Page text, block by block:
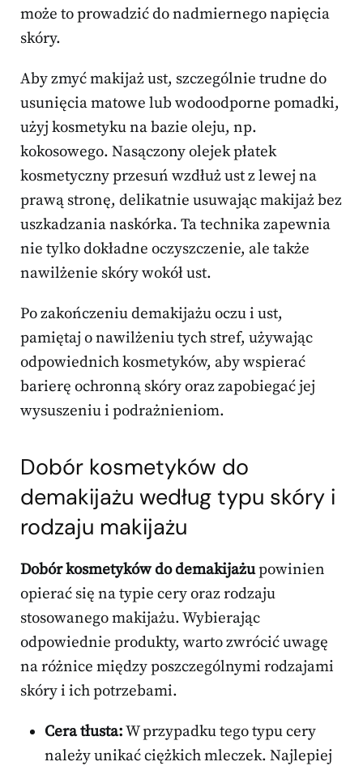
może to prowadzić do nadmiernego napięcia
skóry.
Aby zmyć makijaż ust, szczególnie trudne do
usunięcia matowe lub wodoodporne pomadki,
użyj kosmetyku na bazie oleju, np.
kokosowego. Nasączony olejek płatek
kosmetyczny przesuń wzdłuż ust z lewej na
prawą stronę, delikatnie usuwając makijaż bez
uszkadzania naskórka. Ta technika zapewnia
nie tylko dokładne oczyszczenie, ale także
nawilżenie skóry wokół ust.
Po zakończeniu demakijażu oczu i ust,
pamiętaj o nawilżeniu tych stref, używając
odpowiednich kosmetyków, aby wspierać
barierę ochronną skóry oraz zapobiegać jej
wysuszeniu i podrażnieniom.
Dobór kosmetyków do
demakijażu według typu skóry i
rodzaju makijażu
Dobór kosmetyków do demakijażupowinien
opierać się na typie cery oraz rodzaju
stosowanego makijażu. Wybierając
odpowiednie produkty, warto zwrócić uwagę
na różnice między poszczególnymi rodzajami
skóry i ich potrzebami.
Cera tłusta:W przypadku tego typu cery
należy unikać ciężkich mleczek. Najlepiej